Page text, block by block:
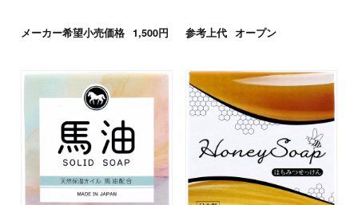
メーカー希望小売価格 1,500円 参考上代 オープン